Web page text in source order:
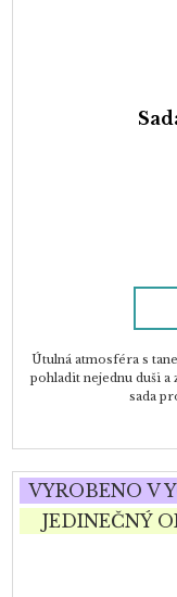
Útulná atmosféra s
pohladit nejednu duši
sada
VYROBENO V
JEDINEČNÝ